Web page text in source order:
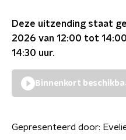
Deze uitzending staat
2026 van 12:00 tot 14:00
14:30 uur.
Binnenkort
Gepresenteerd door: